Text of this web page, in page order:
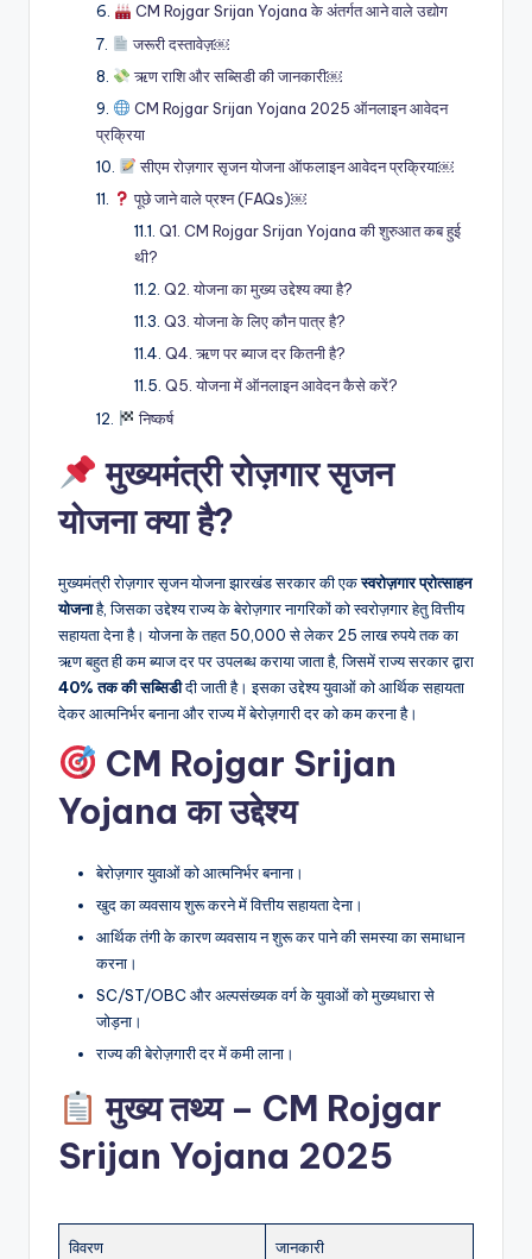
CM Rojgar Srijan Yojana के अंतर्गत आने वाले उद्योग
जरूरी दस्तावेज़￼
ऋण राशि और सब्सिडी की जानकारी￼
CM Rojgar Srijan Yojana 2025 ऑनलाइन आवेदन
प्रक्रिया
सीएम रोज़गार सृजन योजना ऑफलाइन आवेदन प्रक्रिया￼
पूछे जाने वाले प्रश्न (FAQs)￼
Q1. CM Rojgar Srijan Yojana की शुरुआत कब हुई
थी?
Q2. योजना का मुख्य उद्देश्य क्या है?
Q3. योजना के लिए कौन पात्र है?
Q4. ऋण पर ब्याज दर कितनी है?
Q5. योजना में ऑनलाइन आवेदन कैसे करें?
निष्कर्ष
मुख्यमंत्री रोज़गार सृजन
योजना क्या है?
मुख्यमंत्री रोज़गार सृजन योजना झारखंड सरकार की एकस्वरोज़गार प्रोत्साहन
योजनाहै, जिसका उद्देश्य राज्य के बेरोज़गार नागरिकों को स्वरोज़गार हेतु वित्तीय
सहायता देना है। योजना के तहत 50,000 से लेकर 25 लाख रुपये तक का
ऋण बहुत ही कम ब्याज दर पर उपलब्ध कराया जाता है, जिसमें राज्य सरकार द्वारा
40% तक की सब्सिडीदी जाती है। इसका उद्देश्य युवाओं को आर्थिक सहायता
देकर आत्मनिर्भर बनाना और राज्य में बेरोज़गारी दर को कम करना है।
CM Rojgar Srijan
Yojana का उद्देश्य
बेरोज़गार युवाओं को आत्मनिर्भर बनाना।
खुद का व्यवसाय शुरू करने में वित्तीय सहायता देना।
आर्थिक तंगी के कारण व्यवसाय न शुरू कर पाने की समस्या का समाधान
करना।
SC/ST/OBC और अल्पसंख्यक वर्ग के युवाओं को मुख्यधारा से
जोड़ना।
राज्य की बेरोज़गारी दर में कमी लाना।
मुख्य तथ्य – CM Rojgar
Srijan Yojana 2025
विवरण जानकारी